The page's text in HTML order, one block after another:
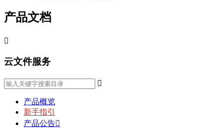
产品文档

云文件服务

产品概览
新手指引
产品公告